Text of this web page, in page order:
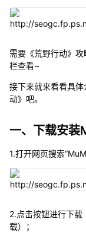
需要《荒野行动》
栏查看~
接下来就来看看具
动》吧。
一、下载安装
1.打开网页搜索
2.点击按钮进行下
载）；